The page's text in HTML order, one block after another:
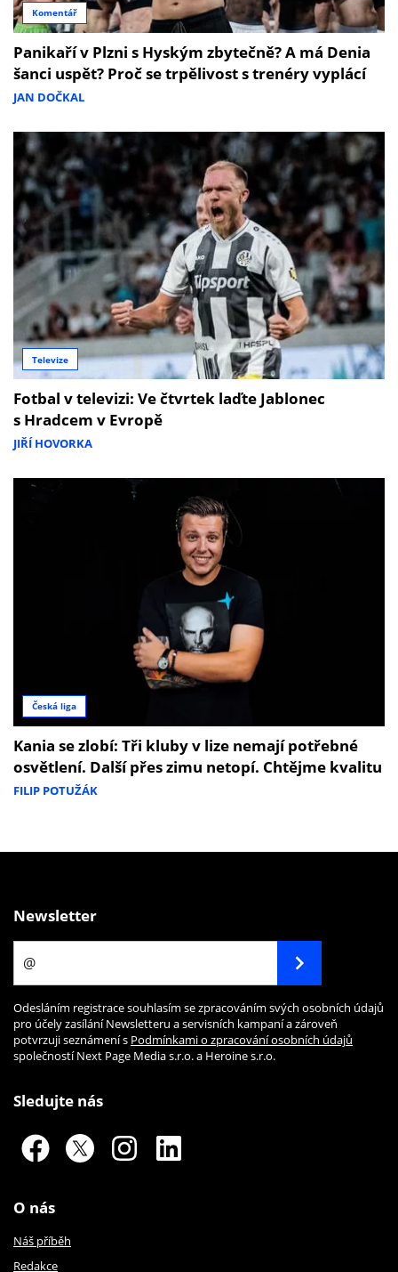
Komentář
Panikaří v Plzni s Hyským zbytečně? A má Denia
šanci uspět? Proč se trpělivost s trenéry vyplácí
JAN DOČKAL
Televize
Fotbal v televizi: Ve čtvrtek laďte Jablonec
s Hradcem v Evropě
JIŘÍ HOVORKA
Česká liga
Kania se zlobí: Tři kluby v lize nemají potřebné
osvětlení. Další přes zimu netopí. Chtějme kvalitu
FILIP POTUŽÁK
Newsletter
Odesláním registrace souhlasím se zpracováním svých osobních údajů
pro účely zasílání Newsletteru a servisních kampaní a zároveň
potvrzuji seznámení s Podmínkami o zpracování osobních údajů
společností Next Page Media s.r.o. a Heroine s.r.o.
Sledujte nás
O nás
Náš příběh
Redakce